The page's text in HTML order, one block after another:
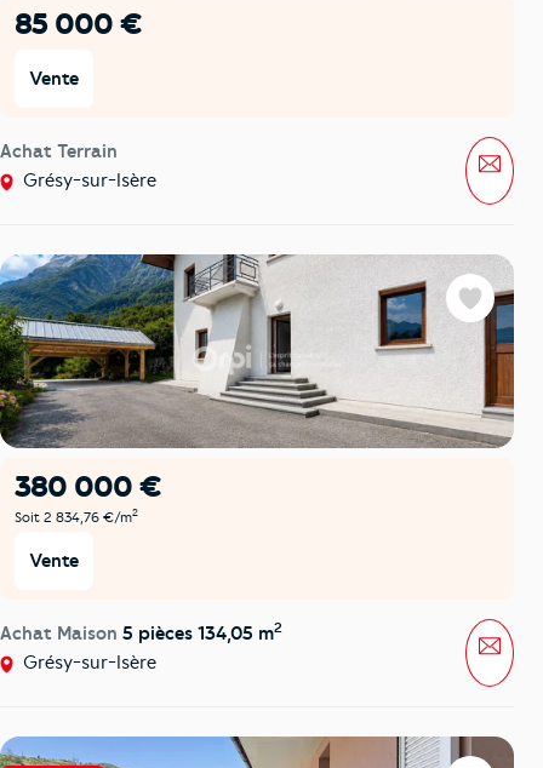
85 000 €
Vente
Achat Terrain
Grésy-sur-Isère
380 000 €
Soit 2 834,76 €/m2
Vente
Achat Maison 5 pièces 134,05 m2
Grésy-sur-Isère
Favoris